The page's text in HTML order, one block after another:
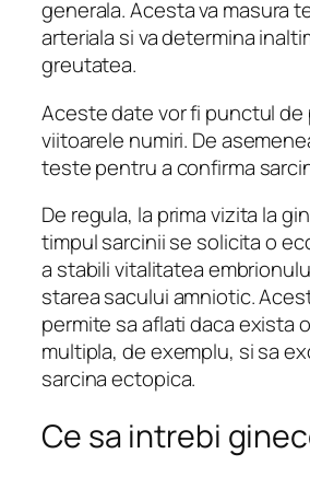
generala. Acesta va masura
arteriala si va determina
greutatea.
Aceste date vor fi punctul
viitoarele numiri. De
teste pentru a confirma
De regula, la prima vizita la
timpul sarcinii se solicita o
a stabili vitalitatea
starea sacului amniotic.
permite sa aflati daca exista
multipla, de exemplu, si sa
sarcina ectopica.
Ce sa intrebi